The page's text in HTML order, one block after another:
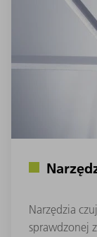
Narzędzia
sprawdzonej